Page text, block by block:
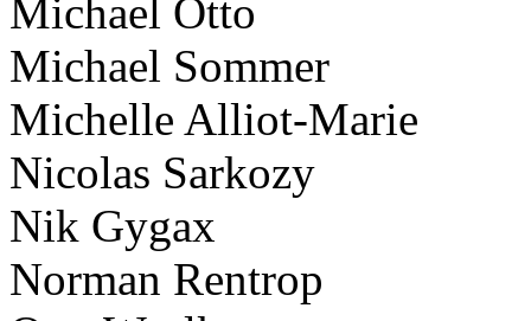
Michael Otto
Michael Sommer
Michelle Alliot-Marie
Nicolas Sarkozy
Nik Gygax
Norman Rentrop